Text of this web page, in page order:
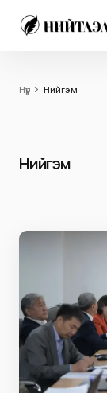
Нүүр Нийгэм
Нийгэм